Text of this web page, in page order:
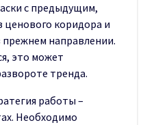
с предыдущим,
ценового коридора и
направлении.
это может
тренда.
работы –
Необходимо